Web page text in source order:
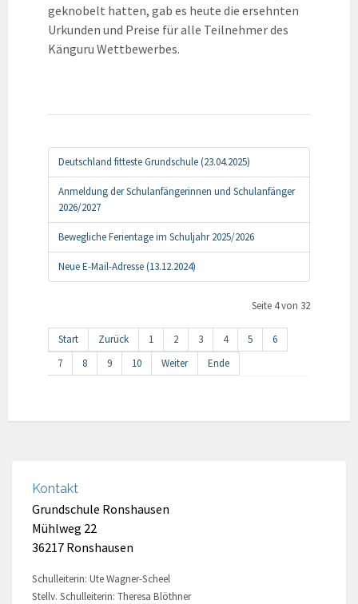
Kontakt
Grundschule Ronshausen
Mühlweg 22
36217 Ronshausen
Schulleiterin: Ute Wagner-Scheel
Stellv. Schulleiterin: Theresa Blöthner
geknobelt hatten, gab es heute die ersehnten
Urkunden und Preise für alle Teilnehmer des
Känguru Wettbewerbes.
Deutschland fitteste Grundschule (23.04.2025)
Anmeldung der Schulanfängerinnen und Schulanfänger
2026/2027
Bewegliche Ferientage im Schuljahr 2025/2026
Neue E-Mail-Adresse (13.12.2024)
Seite 4 von 32
Start Zurück 1 2 3 4 5
6
7
8 9 10 Weiter Ende